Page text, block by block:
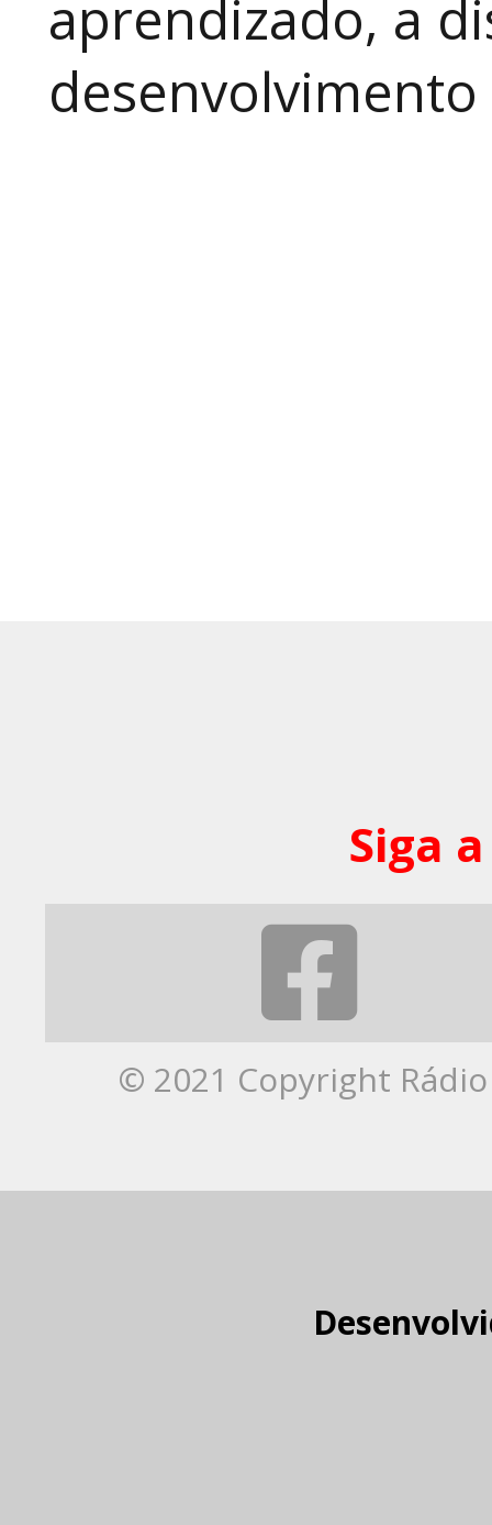
aprendizado, a
Siga
© 2021 Copyright